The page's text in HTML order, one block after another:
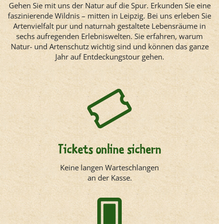
Gehen Sie mit uns der Natur auf die Spur. Erkunden Sie eine
faszinierende Wildnis – mitten in Leipzig. Bei uns erleben Sie
Artenvielfalt pur und naturnah gestaltete Lebensräume in
sechs aufregenden Erlebniswelten. Sie erfahren, warum
Natur- und Artenschutz wichtig sind und können das ganze
Jahr auf Entdeckungstour gehen.
Tickets online sichern
Keine langen Warteschlangen
an der Kasse.